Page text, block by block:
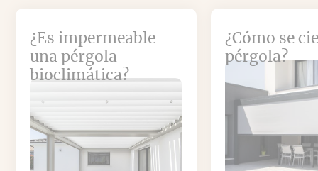
¿Es impermeable
una pérgola
bioclimática?
¿Cómo se
pérgola?